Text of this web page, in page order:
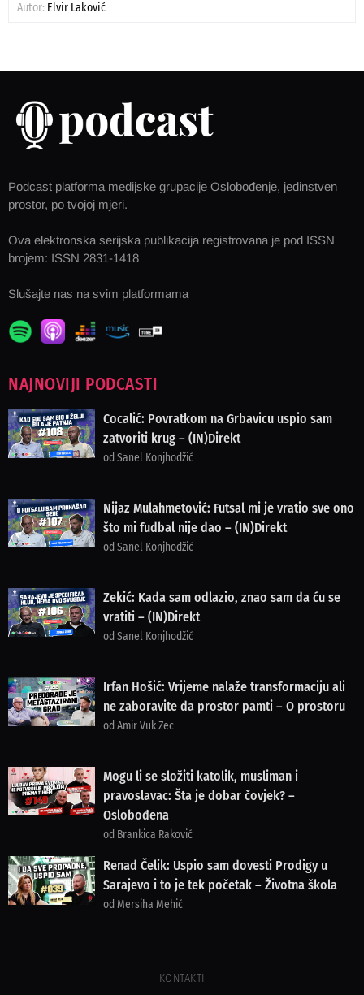
Autor: Elvir Laković
Podcast platforma medijske grupacije Oslobođenje, jedinstven
prostor, po tvojoj mjeri.
Ova elektronska serijska publikacija registrovana je pod ISSN
brojem: ISSN 2831-1418
Slušajte nas na svim platformama
NAJNOVIJI PODCASTI
Cocalić: Povratkom na Grbavicu uspio sam
zatvoriti krug – (IN)Direkt
od Sanel Konjhodžić
Nijaz Mulahmetović: Futsal mi je vratio sve ono
što mi fudbal nije dao – (IN)Direkt
od Sanel Konjhodžić
Zekić: Kada sam odlazio, znao sam da ću se
vratiti – (IN)Direkt
od Sanel Konjhodžić
Irfan Hošić: Vrijeme nalaže transformaciju ali
ne zaboravite da prostor pamti – O prostoru
od Amir Vuk Zec
Mogu li se složiti katolik, musliman i
pravoslavac: Šta je dobar čovjek? –
Oslobođena
od Brankica Raković
Renad Čelik: Uspio sam dovesti Prodigy u
Sarajevo i to je tek početak – Životna škola
od Mersiha Mehić
KONTAKTI